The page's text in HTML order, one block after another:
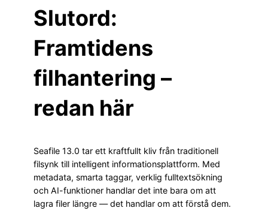
Slutord:
Framtidens
filhantering –
redan här
Seafile 13.0 tar ett kraftfullt kliv från traditionell
filsynk till intelligent informationsplattform. Med
metadata, smarta taggar, verklig fulltextsökning
och AI-funktioner handlar det inte bara om att
lagra filer längre — det handlar om att förstå dem.